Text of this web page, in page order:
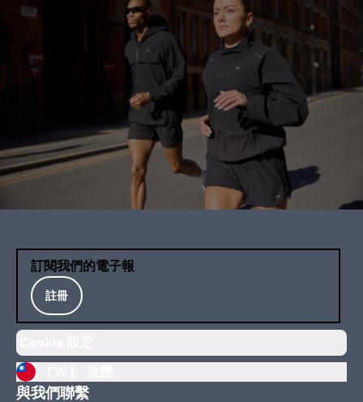
訂閱我們的電子報
註冊
與我們聯繫